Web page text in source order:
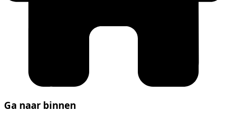
Ga naar binnen